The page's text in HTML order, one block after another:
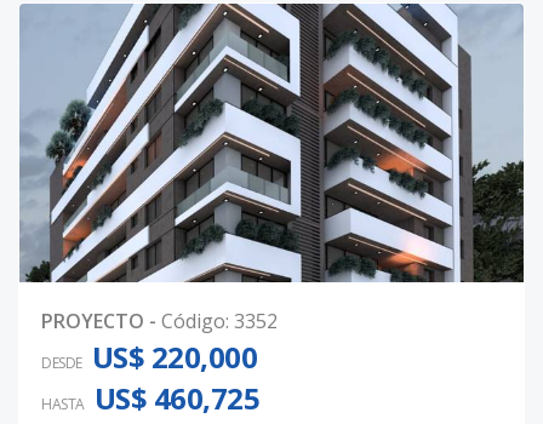
PROYECTO - Código: 3352
DESDE US$ 220,000
HASTA US$ 460,725